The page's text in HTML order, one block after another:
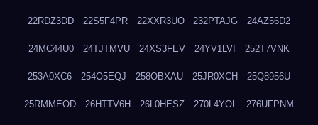
22RDZ3DD 22S5F4PR 22XXR3UO 232PTAJG 24AZ56D2
24MC44U0 24TJTMVU 24XS3FEV 24YV1LVI 252T7VNK
253A0XC6 254O5EQJ 258OBXAU 25JR0XCH 25Q8956U
25RMMEOD 26HTTV6H 26L0HESZ 270L4YOL 276UFPNM